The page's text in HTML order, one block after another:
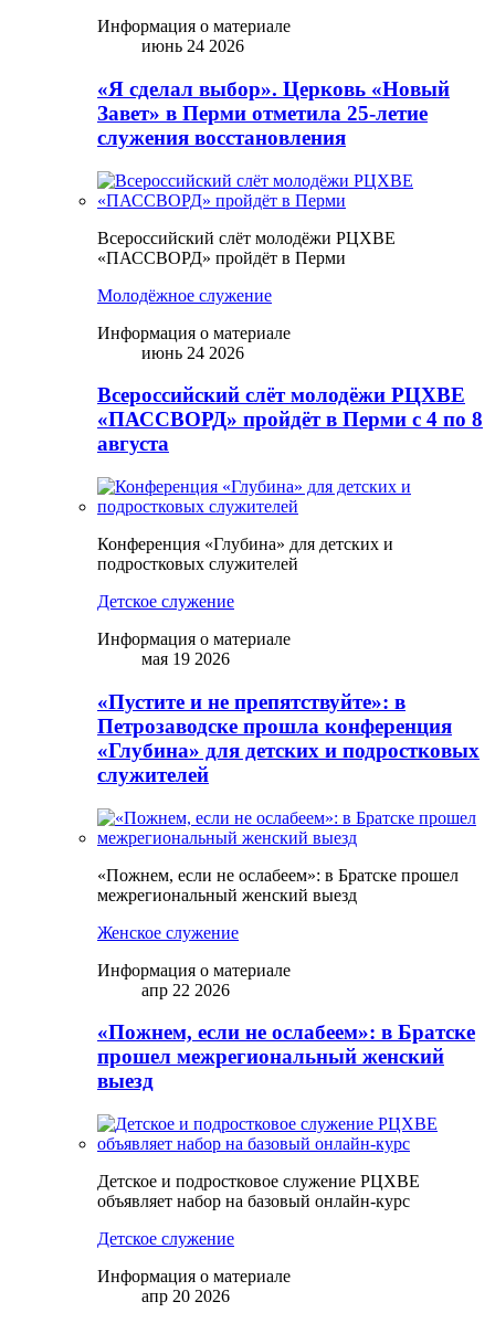
Информация о материале
июнь 24 2026
«Я сделал выбор». Церковь «Новый
Завет» в Перми отметила 25-летие
служения восстановления
Всероссийский слёт молодёжи РЦХВЕ
«ПАССВОРД» пройдёт в Перми
Молодёжное служение
Информация о материале
июнь 24 2026
Всероссийский слёт молодёжи РЦХВЕ
«ПАССВОРД» пройдёт в Перми с 4 по 8
августа
Конференция «Глубина» для детских и
подростковых служителей
Детское служение
Информация о материале
мая 19 2026
«Пустите и не препятствуйте»: в
Петрозаводске прошла конференция
«Глубина» для детских и подростковых
служителей
«Пожнем, если не ослабеем»: в Братске прошел
межрегиональный женский выезд
Женское служение
Информация о материале
апр 22 2026
«Пожнем, если не ослабеем»: в Братске
прошел межрегиональный женский
выезд
Детское и подростковое служение РЦХВЕ
объявляет набор на базовый онлайн-курс
Детское служение
Информация о материале
апр 20 2026